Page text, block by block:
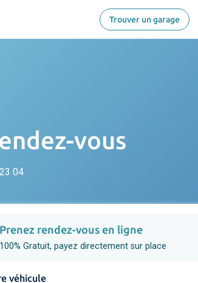
Trouver un garage
vous
04
Prenez rendez-vous en ligne
100% Gratuit, payez directement sur place
véhicule